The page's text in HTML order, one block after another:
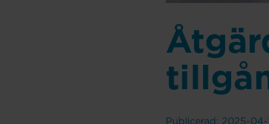
Publicerad: 2025-04-